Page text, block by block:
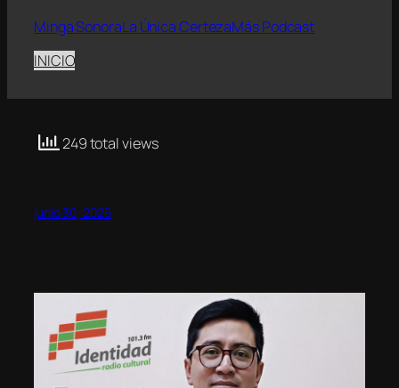
Minga SonoraLa Única CertezaMás Podcast
INICIO
249 total views
junio 30, 2026